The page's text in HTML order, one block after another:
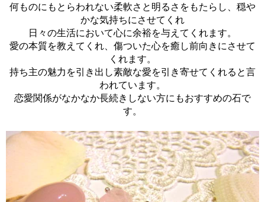
何ものにもとらわれない柔軟さと明るさをもたらし、穏や
かな気持ちにさせてくれ
日々の生活において心に余裕を与えてくれます。
愛の本質を教えてくれ、傷ついた心を癒し前向きにさせて
くれます。
持ち主の魅力を引き出し素敵な愛を引き寄せてくれると言
われています。
恋愛関係がなかなか長続きしない方にもおすすめの石で
す。